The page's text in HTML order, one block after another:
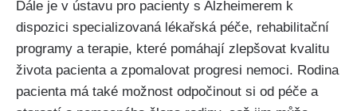
Dále je v ústavu pro pacienty s Alzheimerem k
dispozici specializovaná lékařská péče, rehabilitační
programy a terapie, které pomáhají zlepšovat kvalitu
života pacienta a zpomalovat progresi nemoci. Rodina
pacienta má také možnost odpočinout si od péče a